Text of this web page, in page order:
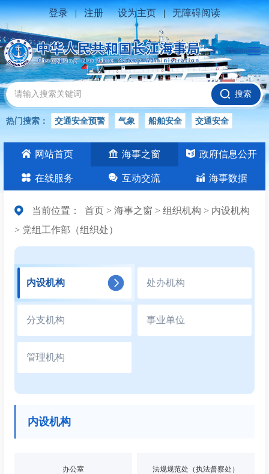
登录 | 注册 设为主页 | 无障碍阅读
搜索
热门搜索： 交通安全预警 气象 船舶安全 交通安全
水位公告 安全 交通 交通安全知识 长江
网站首页 海事之窗 政府信息公开
在线服务 互动交流 海事数据
当前位置： 首页 > 海事之窗 > 组织机构 > 内设机构
> 党组工作部（组织处）
内设机构 处办机构
分支机构 事业单位
管理机构
内设机构
办公室 法规规范处（执法督察处）